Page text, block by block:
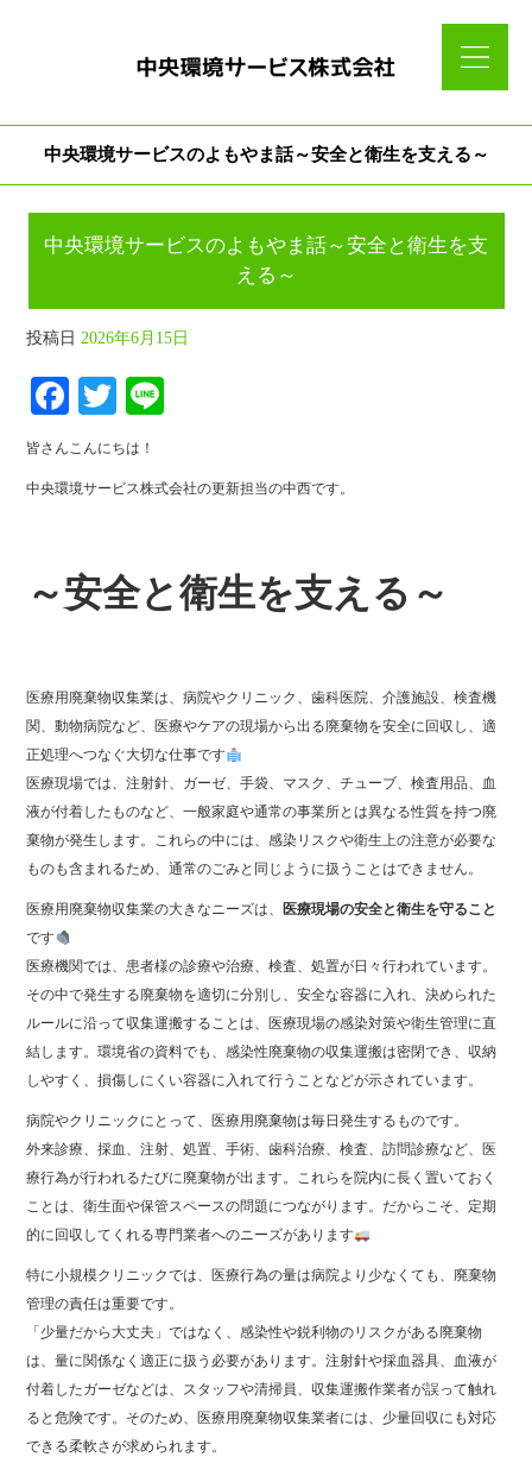
中央環境サービスのよもやま話～安全と衛生を支える～
中央環境サービスのよもやま話～安全と衛生を支
える～
投稿日 2026年6月15日
Fa
ce
bo
ok
T
wi
tte
皆さんこんにちは！
中央環境サービス株式会社の更新担当の中西です。
～安全と衛生を支える～
医療用廃棄物収集業は、病院やクリニック、歯科医院、介護施設、検査機
関、動物病院など、医療やケアの現場から出る廃棄物を安全に回収し、適
正処理へつなぐ大切な仕事です
医療現場では、注射針、ガーゼ、手袋、マスク、チューブ、検査用品、血
液が付着したものなど、一般家庭や通常の事業所とは異なる性質を持つ廃
棄物が発生します。これらの中には、感染リスクや衛生上の注意が必要な
ものも含まれるため、通常のごみと同じように扱うことはできません。
医療用廃棄物収集業の大きなニーズは、
医療現場の安全と衛生を守ること
です
医療機関では、患者様の診療や治療、検査、処置が日々行われています。
その中で発生する廃棄物を適切に分別し、安全な容器に入れ、決められた
ルールに沿って収集運搬することは、医療現場の感染対策や衛生管理に直
結します。環境省の資料でも、感染性廃棄物の収集運搬は密閉でき、収納
しやすく、損傷しにくい容器に入れて行うことなどが示されています。
病院やクリニックにとって、医療用廃棄物は毎日発生するものです。
外来診療、採血、注射、処置、手術、歯科治療、検査、訪問診療など、医
療行為が行われるたびに廃棄物が出ます。これらを院内に長く置いておく
ことは、衛生面や保管スペースの問題につながります。だからこそ、定期
的に回収してくれる専門業者へのニーズがあります
特に小規模クリニックでは、医療行為の量は病院より少なくても、廃棄物
管理の責任は重要です。
「少量だから大丈夫」ではなく、感染性や鋭利物のリスクがある廃棄物
は、量に関係なく適正に扱う必要があります。注射針や採血器具、血液が
付着したガーゼなどは、スタッフや清掃員、収集運搬作業者が誤って触れ
ると危険です。そのため、医療用廃棄物収集業者には、少量回収にも対応
できる柔軟さが求められます。